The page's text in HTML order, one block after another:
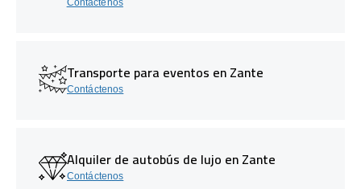
Transporte para eventos en Zante
Contáctenos
Alquiler de autobús de lujo en Zante
Contáctenos